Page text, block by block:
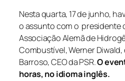
Nesta quarta, 17 de junho,
o assunto com o presidente
Associação Alemã de
Combustível, Werner
Barroso, CEO da PSR.O
horas, no idioma inglês.